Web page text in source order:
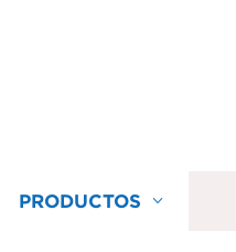
PRODUCTOS